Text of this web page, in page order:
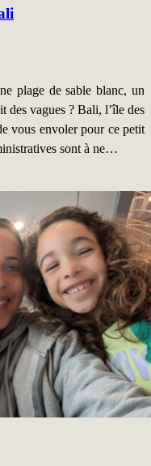
plage de sable blanc, un
des vagues ? Bali, l’île des
vous envoler pour ce petit
sont à ne…